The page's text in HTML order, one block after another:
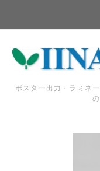
ポスター出力・ラミネ